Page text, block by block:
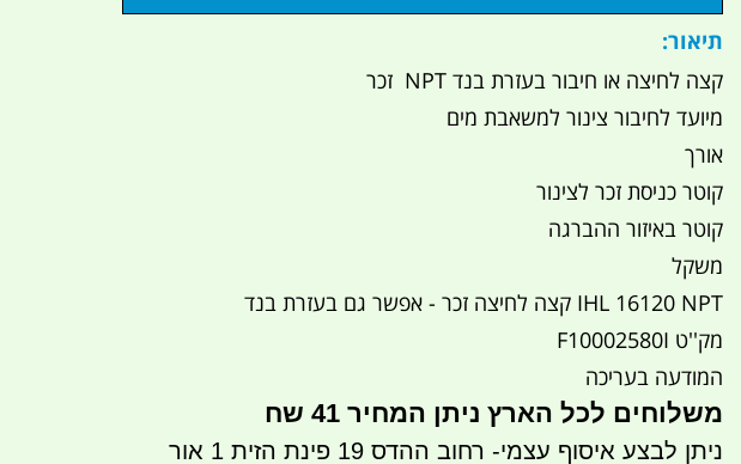
תיאור:
קצה לחיצה או חיבור בעזרת בנד NPT זכר
מיועד לחיבור צינור למשאבת מים
אורך
קוטר כניסת זכר לצינור
קוטר באיזור ההברגה
משקל
IHL 16120 NPT קצה לחיצה זכר - אפשר גם בעזרת בנד
מק''ט F10002580I
המודעה בעריכה
משלוחים לכל הארץ ניתן המחיר 41 שח
ניתן לבצע איסוף עצמי- רחוב ההדס 19 פינת הזית 1 אור